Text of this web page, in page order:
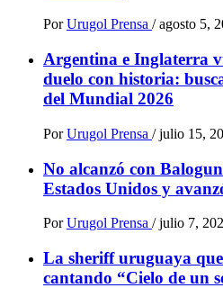
Por Urugol Prensa / agosto 5,
Argentina e Inglaterra
duelo con historia:
del Mundial 2026
Por Urugol Prensa / julio 15,
No alcanzó con
Estados Unidos y
Por Urugol Prensa / julio 7,
La sheriff uruguaya
cantando “Cielo de un